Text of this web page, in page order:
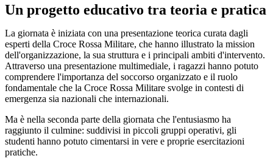
Un progetto educativo tra teoria e pratica
La giornata è iniziata con una presentazione teorica curata dagli
esperti della Croce Rossa Militare, che hanno illustrato la mission
dell'organizzazione, la sua struttura e i principali ambiti d'intervento.
Attraverso una presentazione multimediale, i ragazzi hanno potuto
comprendere l'importanza del soccorso organizzato e il ruolo
fondamentale che la Croce Rossa Militare svolge in contesti di
emergenza sia nazionali che internazionali.
Ma è nella seconda parte della giornata che l'entusiasmo ha
raggiunto il culmine: suddivisi in piccoli gruppi operativi, gli
studenti hanno potuto cimentarsi in vere e proprie esercitazioni
pratiche.